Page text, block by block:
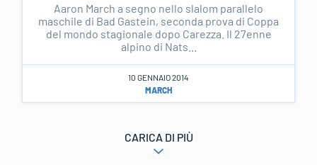
Aaron March a segno nello slalom parallelo
maschile di Bad Gastein, seconda prova di Coppa
del mondo stagionale dopo Carezza. Il 27enne
alpino di Nats...
10 GENNAIO 2014
MARCH
CARICA DI PIÙ